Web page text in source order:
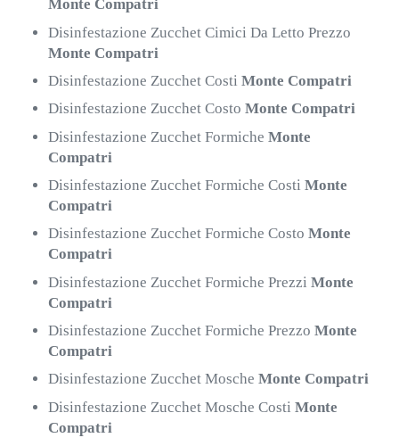
Monte Compatri
Disinfestazione Zucchet Cimici Da Letto Prezzo
Monte Compatri
Disinfestazione Zucchet CostiMonte Compatri
Disinfestazione Zucchet CostoMonte Compatri
Disinfestazione Zucchet FormicheMonte
Compatri
Disinfestazione Zucchet Formiche CostiMonte
Compatri
Disinfestazione Zucchet Formiche CostoMonte
Compatri
Disinfestazione Zucchet Formiche PrezziMonte
Compatri
Disinfestazione Zucchet Formiche PrezzoMonte
Compatri
Disinfestazione Zucchet MoscheMonte Compatri
Disinfestazione Zucchet Mosche CostiMonte
Compatri